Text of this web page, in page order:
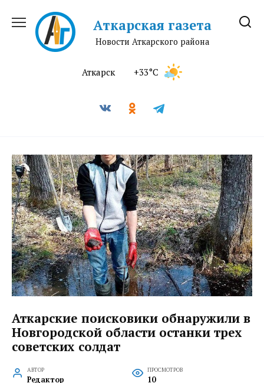
содержанию
Аткарская газета
Новости Аткарского района
Аткарск +33°C
Аткарские поисковики обнаружили в
Новгородской области останки трех
советских солдат
АВТОР
Редактор
ПРОСМОТРОВ
10